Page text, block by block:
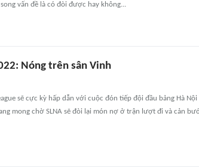
vấn đề là có đòi được hay không...
Nóng trên sân Vinh
sẽ cực kỳ hấp dẫn với cuộc đón tiếp đội đầu bảng Hà Nội
mong chờ SLNA sẽ đòi lại món nợ ở trận lượt đi và cản